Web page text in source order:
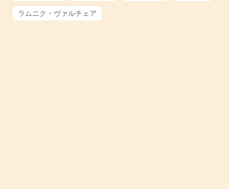
ラムニク・ヴァルチェア